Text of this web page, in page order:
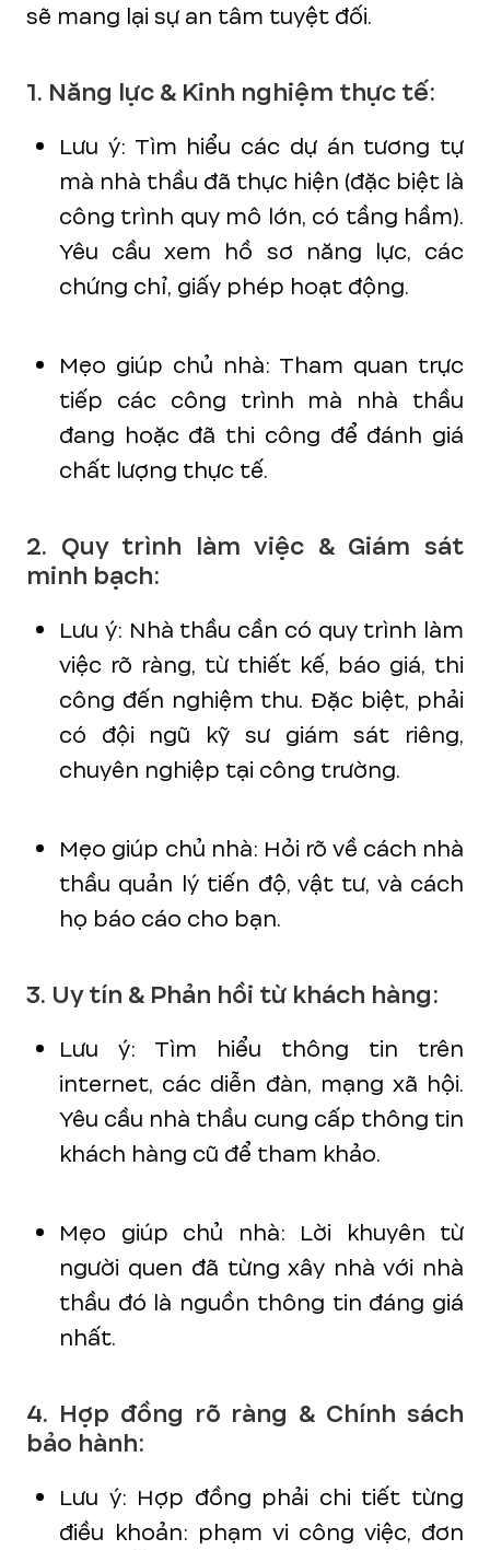
sẽ mang lại sự an tâm tuyệt đối.
1. Năng lực & Kinh nghiệm thực tế:
Lưu ý: Tìm hiểu các dự án tương tự
mà nhà thầu đã thực hiện (đặc biệt là
công trình quy mô lớn, có tầng hầm).
Yêu cầu xem hồ sơ năng lực, các
chứng chỉ, giấy phép hoạt động.
Mẹo giúp chủ nhà: Tham quan trực
tiếp các công trình mà nhà thầu
đang hoặc đã thi công để đánh giá
chất lượng thực tế.
2. Quy trình làm việc & Giám sát
minh bạch:
Lưu ý: Nhà thầu cần có quy trình làm
việc rõ ràng, từ thiết kế, báo giá, thi
công đến nghiệm thu. Đặc biệt, phải
có đội ngũ kỹ sư giám sát riêng,
chuyên nghiệp tại công trường.
Mẹo giúp chủ nhà: Hỏi rõ về cách nhà
thầu quản lý tiến độ, vật tư, và cách
họ báo cáo cho bạn.
3. Uy tín & Phản hồi từ khách hàng:
Lưu ý: Tìm hiểu thông tin trên
internet, các diễn đàn, mạng xã hội.
Yêu cầu nhà thầu cung cấp thông tin
khách hàng cũ để tham khảo.
Mẹo giúp chủ nhà: Lời khuyên từ
người quen đã từng xây nhà với nhà
thầu đó là nguồn thông tin đáng giá
nhất.
4. Hợp đồng rõ ràng & Chính sách
bảo hành:
Lưu ý: Hợp đồng phải chi tiết từng
điều khoản: phạm vi công việc, đơn